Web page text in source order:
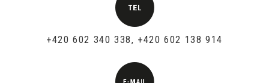
+420 602 340 338, +420 602 138 914